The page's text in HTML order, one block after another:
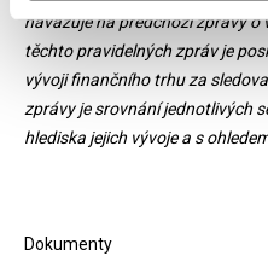
navazuje na předchozí zprávy o
těchto pravidelných zpráv je
vývoji finančního trhu za
zprávy je srovnání jednotlivých
hlediska jejich vývoje a s
Dokumenty